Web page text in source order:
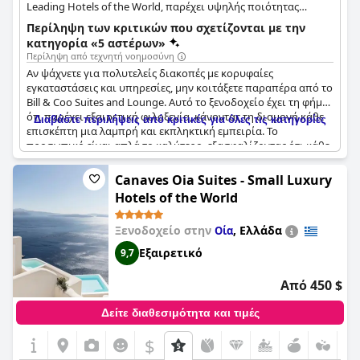
Leading Hotels of the World, παρέχει υψηλής ποιότητας
υπηρεσίες και ανέσεις. Διαθέτει ένα γκουρμέ εστιατόριο, μια
πισίνα υπερχείλισης και μια γαλήνια ατμόσφαιρα.
Περίληψη των κριτικών που σχετίζονται με την
κατηγορία «5 αστέρων»
Περίληψη από τεχνητή νοημοσύνη
Αν ψάχνετε για πολυτελείς διακοπές με κορυφαίες
εγκαταστάσεις και υπηρεσίες, μην κοιτάξετε παραπέρα από το
Bill & Coo Suites and Lounge. Αυτό το ξενοδοχείο έχει τη φήμη
ότι παρέχει εξαιρετική φιλοξενία, κάνοντας τη διαμονή κάθε
επισκέπτη μια λαμπρή και εκπληκτική εμπειρία. Το
προσωπικό είναι απλά το καλύτερο, εξασφαλίζοντας ότι κάθε
σας ανάγκη θα ικανοποιηθεί και οι προσδοκίες σας θα
ξεπεραστούν. Από τον όμορφο σχεδιασμό του ξενοδοχείου
μέχρι τις υπέροχες ανέσεις, κάθε πτυχή της διαμονής σας θα
είναι εξαιρετική. Αυτό είναι εύκολα ένα από τα καλύτερα
ξενοδοχεία που θα επισκεφθείτε ποτέ - μια εγκατάσταση που
θα θέλετε να ζήσετε ξανά και ξανά. Συνιστούμε ανεπιφύλακτα
αυτό το ξενοδοχείο σε όσους αναζητούν διακοπές πέντε
αστέρων.
Διαβάστε περιλήψεις από κριτικές για όλες τις κατηγορίες
Canaves Oia Suites - Small Luxury
Hotels of the World
Ξενοδοχείο στην Οία, Ελλάδα
9,7 Εξαιρετικό
Από 450 $
Δείτε διαθεσιμότητα και τιμές
$